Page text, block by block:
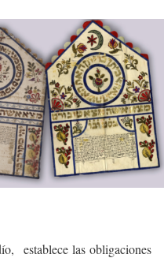
establece las obligaciones